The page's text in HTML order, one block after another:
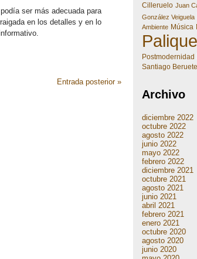
ser más adecuada para
en los detalles y en lo
Entrada posterior »
Cilleruelo Juan
González Veiguela
Ambiente Música
Postmodernidad
Santiago Beruete
Archivo
diciembre 2022
octubre 2022
agosto 2022
junio 2022
mayo 2022
febrero 2022
diciembre 2021
octubre 2021
agosto 2021
junio 2021
abril 2021
febrero 2021
enero 2021
octubre 2020
agosto 2020
junio 2020